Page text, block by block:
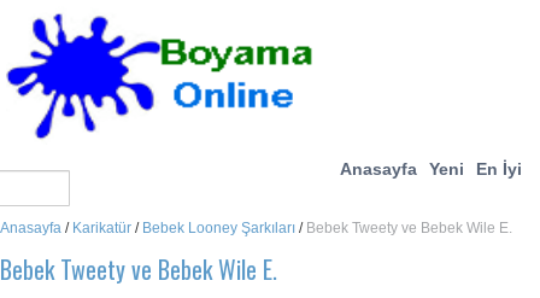
Anasayfa Yeni En İyi
Anasayfa / Karikatür / Bebek Looney Şarkıları / Bebek Tweety ve Bebek Wile E.
Bebek Tweety ve Bebek Wile E.